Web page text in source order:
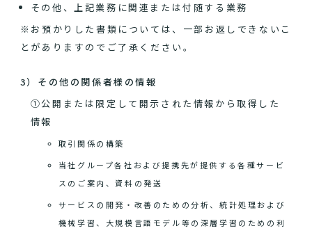
その他、上記業務に関連または付随する業務
※お預かりした書類については、一部お返しできないこ
とがありますのでご了承ください。
3）その他の関係者様の情報
①公開または限定して開示された情報から取得した
情報
取引関係の構築
当社グループ各社および提携先が提供する各種サービ
スのご案内、資料の発送
サービスの開発・改善のための分析、統計処理および
機械学習、大規模言語モデル等の深層学習のための利